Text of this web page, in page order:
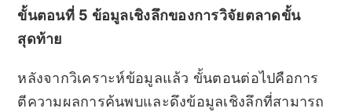
ขั้นตอนที่ 5 ข้อมูลเชิงลึกของการวิจัยตลาดขั้น
สุดท้าย
หลังจากวิเคราะห์ข้อมูลแล้ว ขั้นตอนต่อไปคือการ
ตีความผลการค้นพบและดึงข้อมูลเชิงลึกที่สามารถ